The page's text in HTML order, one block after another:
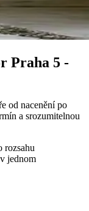
Praha 5 -
od nacenění po
a srozumitelnou
rozsahu
jednom